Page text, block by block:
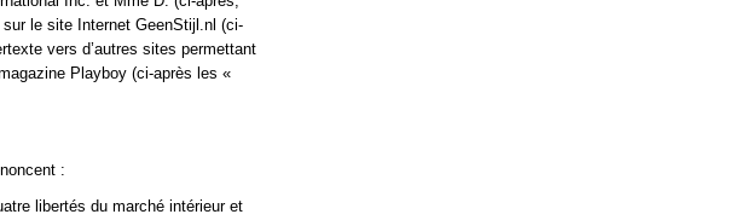
le site Internet GeenStijl.nl (ci-
vers d’autres sites permettant
Playboy (ci-après les «
:
libertés du marché intérieur et